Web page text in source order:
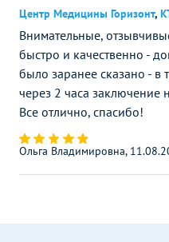
Центр Медицины Горизонт,
Внимательные,
быстро и качественно -
было заранее сказано - в
через 2 часа заключение
Все отлично, спасибо!
Ольга Владимировна,